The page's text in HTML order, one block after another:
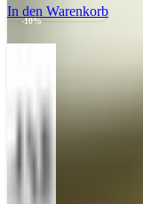
-10%
In den Warenkorb